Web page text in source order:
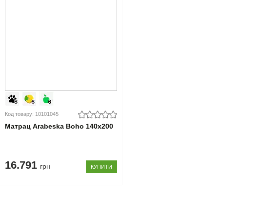
Код товару: 10101045
Матрац Arabeska Boho 140x200
16.791 грн КУПИТИ